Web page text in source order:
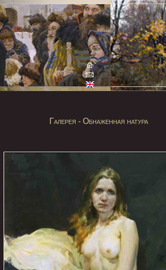
Галерея - Обнаженная натура